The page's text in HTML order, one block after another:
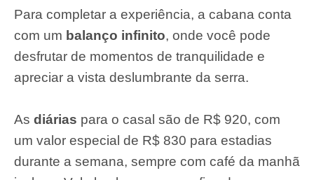
Para completar a experiência, a cabana conta
com um balanço infinito, onde você pode
desfrutar de momentos de tranquilidade e
apreciar a vista deslumbrante da serra.
As diárias para o casal são de R$ 920, com
um valor especial de R$ 830 para estadias
durante a semana, sempre com café da manhã